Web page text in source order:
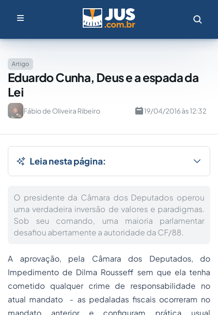
Artigo
Eduardo Cunha, Deus e a espada da
Lei
Fábio de Oliveira Ribeiro 19/04/2016 às 12:32
Leia nesta página:
O presidente da Câmara dos Deputados operou
uma verdadeira inversão de valores e paradigmas.
Sob seu comando, uma maioria parlamentar
desafiou abertamente a autoridade da CF/88.
A aprovação, pela Câmara dos Deputados, do
Impedimento de Dilma Rousseff sem que ela tenha
cometido qualquer crime de responsabilidade no
atual mandato - as pedaladas fiscaisocorreram no
mandato anterior e configuram prática usual